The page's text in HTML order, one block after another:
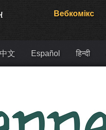
Вебкомікс
中文 Español हिन्दी